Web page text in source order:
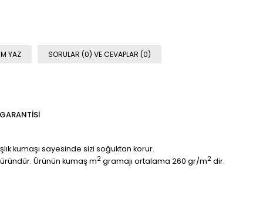
YAZ SORULAR (0) VE CEVAPLAR (0)
kumaşı sayesinde sizi soğuktan korur.
Ürünün kumaş m2 gramajı ortalama 260 gr/m2 dir.